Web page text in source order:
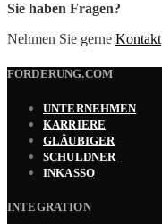
Sie haben Fragen?
Nehmen Sie gerne Kontakt
FORDERUNG.COM
UNTERNEHMEN
KARRIERE
GLÄUBIGER
SCHULDNER
INKASSO
INTEGRATION